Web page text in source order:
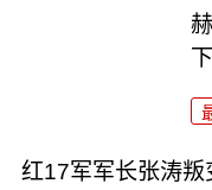
红17军军长张涛